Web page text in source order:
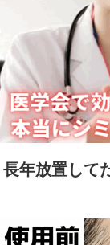
長年放置して